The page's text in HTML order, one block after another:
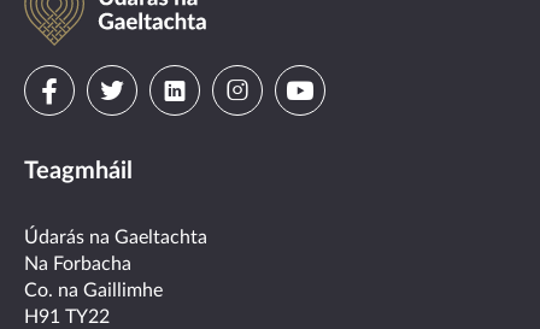
na
Gaeltachta
Visit
on
facebook
Visit
on
twitter
Visit
linkedin
VisitVisit
Teagmháil
Údarás na Gaeltachta
Na Forbacha
Co. na Gaillimhe
H91 TY22